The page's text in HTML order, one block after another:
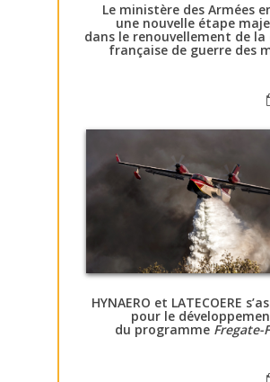
Le ministère des Armées
une nouvelle étape
dans le renouvellement de la
française de guerre des
HYNAERO et LATECOERE
pour le
du programme Fregate-